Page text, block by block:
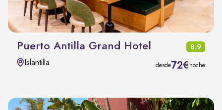
Puerto Antilla Grand Hotel 8.9
Islantilla desde72€noche